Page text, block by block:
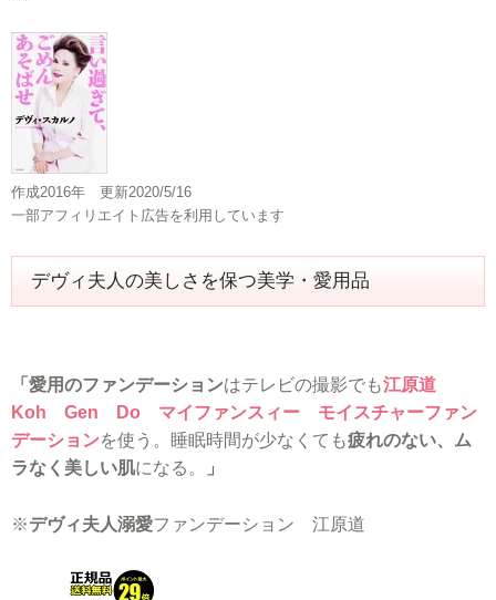
作成2016年 更新2020/5/16
一部アフィリエイト広告を利用しています
デヴィ夫人の美しさを保つ美学・愛用品
「愛用のファンデーションはテレビの撮影でも江原道
Koh Gen Do マイファンスィー モイスチャーファン
デーションを使う。睡眠時間が少なくても疲れのない、ム
ラなく美しい肌になる。 」
※デヴィ夫人溺愛ファンデーション 江原道